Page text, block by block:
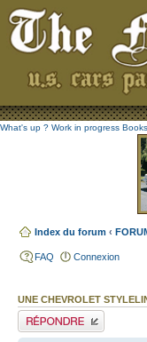
What's up ? Work in progress Books
Index du forum ‹
FAQ Connexion
UNE CHEVROLET
Publier une réponse